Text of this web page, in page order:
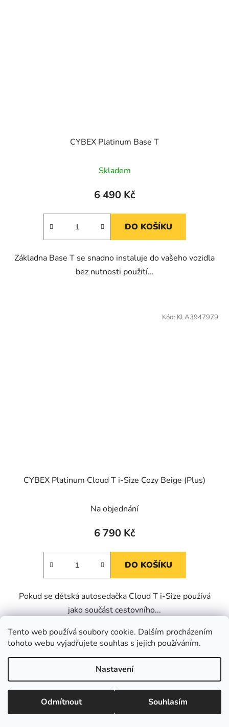
Tento web používá soubory cookie. Dalším procházením
tohoto webu vyjadřujete souhlas s jejich používáním.
Nastavení
Odmítnout Souhlasím
CYBEX Platinum Base T
Skladem
6 490 Kč
DO KOŠÍKU
Základna Base T se snadno instaluje do vašeho vozidla
bez nutnosti použití...
CYBEX Platinum Cloud T i-Size Cozy Beige (Plus)
Na objednání
6 790 Kč
DO KOŠÍKU
Pokud se dětská autosedačka Cloud T i-Size používá
jako součást cestovního...
Kód: KLA3947979
Kód:KLA3947976